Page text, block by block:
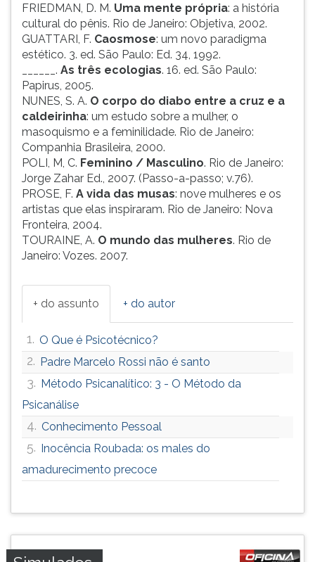
FRIEDMAN, D. M. Uma mente própria: a história
cultural do pênis. Rio de Janeiro: Objetiva, 2002.
GUATTARI, F. Caosmose: um novo paradigma
estético. 3. ed. São Paulo: Ed. 34, 1992.
______. As três ecologias. 16. ed. São Paulo:
Papirus, 2005.
NUNES, S. A. O corpo do diabo entre a cruz e a
caldeirinha: um estudo sobre a mulher, o
masoquismo e a feminilidade. Rio de Janeiro:
Companhia Brasileira, 2000.
POLI, M, C. Feminino / Masculino. Rio de Janeiro:
Jorge Zahar Ed., 2007. (Passo-a-passo; v.76).
PROSE, F. A vida das musas: nove mulheres e os
artistas que elas inspiraram. Rio de Janeiro: Nova
Fronteira, 2004.
TOURAINE, A. O mundo das mulheres. Rio de
Janeiro: Vozes. 2007.
+ do assunto + do autor
1. O Que é Psicotécnico?
2. Padre Marcelo Rossi não é santo
3. Método Psicanalítico: 3 - O Método da
Psicanálise
4. Conhecimento Pessoal
5. Inocência Roubada: os males do
amadurecimento precoce